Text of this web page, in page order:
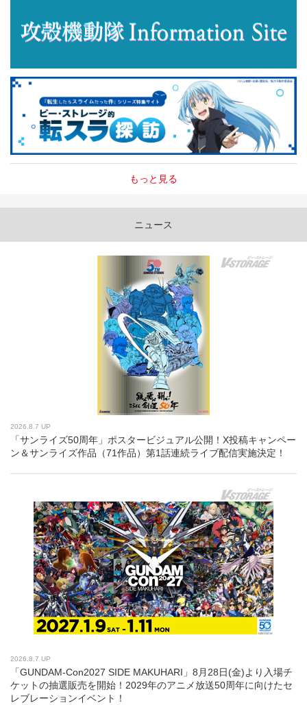
もっと見る
ニュース
2026.8.7 UP
「サンライズ50周年」ポスタービジュアル公開！X投稿キャンペー
ン＆サンライズ作品（71作品）第1話連続ライブ配信実施決定！
2026.8.7 UP
「GUNDAM-Con2027 SIDE MAKUHARI」8月28日(金)より入場チ
ケットの抽選販売を開始！2029年のアニメ放送50周年に向けたセ
レブレーションイベント！